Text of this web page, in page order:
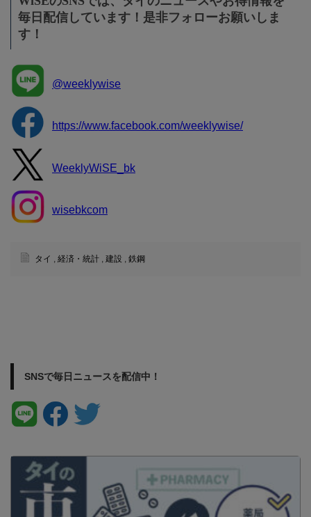
毎日配信しています！是非フォローお願いしま
す！
@weeklywise
https://www.facebook.com/weeklywise/
WeeklyWiSE_bk
wisebkcom
タイ , 経済・統計 , 建設 , 鉄鋼
SNSで毎日ニュースを配信中！